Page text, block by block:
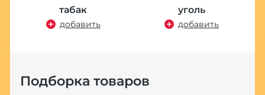
табак
добавить
уголь
добавить
Подборка товаров